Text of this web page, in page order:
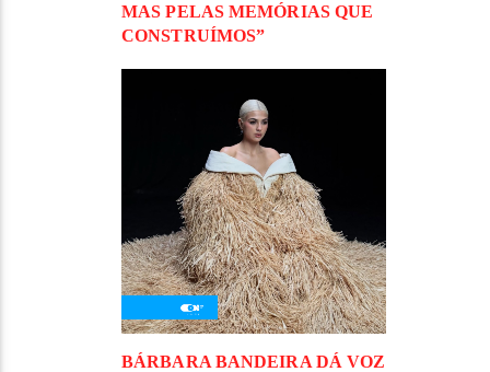
MAS PELAS MEMÓRIAS QUE
CONSTRUÍMOS”
BÁRBARA BANDEIRA DÁ VOZ